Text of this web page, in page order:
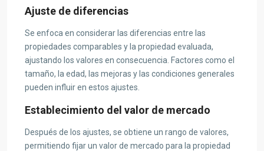
Ajuste de diferencias
Se enfoca en considerar las diferencias entre las
propiedades comparables y la propiedad evaluada,
ajustando los valores en consecuencia. Factores como el
tamaño, la edad, las mejoras y las condiciones generales
pueden influir en estos ajustes.
Establecimiento del valor de mercado
Después de los ajustes, se obtiene un rango de valores,
permitiendo fijar un valor de mercado para la propiedad